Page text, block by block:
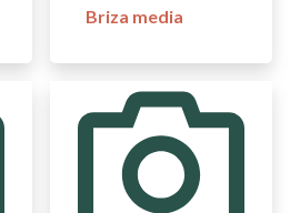
Briza media